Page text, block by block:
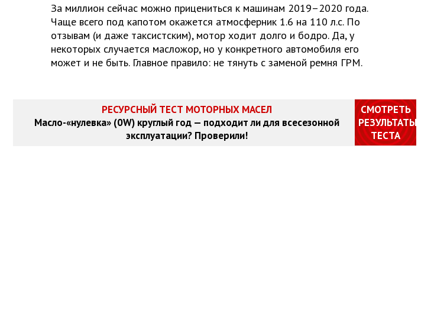
За миллион сейчас можно прицениться к машинам 2019–2020 года.
Чаще всего под капотом окажется атмосферник 1.6 на 110 л.с. По
отзывам (и даже таксистским), мотор ходит долго и бодро. Да, у
некоторых случается масложор, но у конкретного автомобиля его
может и не быть. Главное правило: не тянуть с заменой ремня ГРМ.
РЕСУРСНЫЙ ТЕСТ МОТОРНЫХ МАСЕЛ
Масло-«нулевка» (0W) круглый год — подходит ли для всесезонной
эксплуатации? Проверили!
СМОТРЕТЬ
РЕЗУЛЬТАТЫ
ТЕСТА